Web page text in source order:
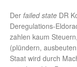
Der failed state DR
Deregulations-
zahlen kaum
(plündern,
Staat wird durch